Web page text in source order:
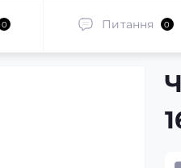
0 Питання 0